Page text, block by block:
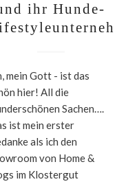
ihr Hunde-
mein Gott - ist das
hier! All die
Sachen….
ist mein erster
als ich den
von Home &
im Klostergut